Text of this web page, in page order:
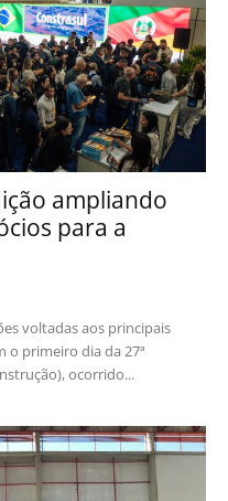
ampliando
para a
voltadas aos principais
o primeiro dia da 27ª
ocorrido...